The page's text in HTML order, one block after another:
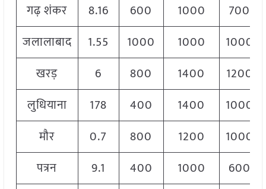
गढ़ शंकर 8.16 600 1000
700
जलालाबाद
1.55 1000 1000
1000
खरड़
6 800 1400
1200
लुधियाना
178 400 1400
1000
मौर
0.7 800 1200
1000
पत्रन
9.1 400 1000
600